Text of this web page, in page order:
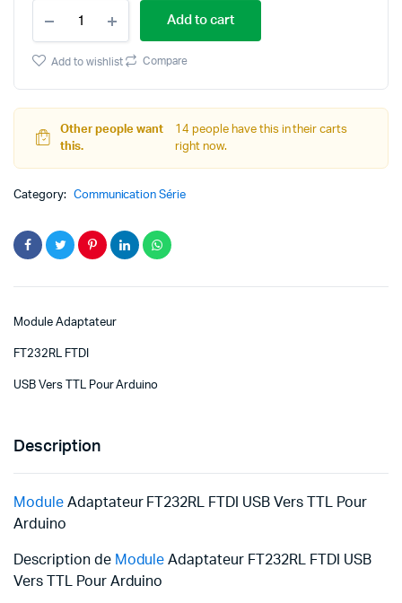
د.ت 19,500.
د.ت 13,500.
Adaptateur
FT232RL
FTDI
Vers
TTL
Pour
Arduino
Add to cart
Add to wishlist Compare
Other people want
this.
14 people have this in their carts
right now.
Category: Communication Série
Module Adaptateur
FT232RL FTDI
USB Vers TTL Pour Arduino
Description
ModuleAdaptateur FT232RL FTDI USB Vers TTL Pour
Arduino
Description de Module Adaptateur FT232RL FTDI USB
Vers TTL Pour Arduino